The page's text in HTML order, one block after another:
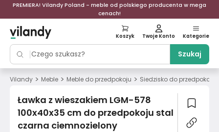
PREMIERA! Vilandy Poland - meble od polskiego producenta w mega
cenach!
Szukaj
Koszyk Twoje Konto Kategorie
Vilandy > Meble > Meble do przedpokoju > Siedzisko do przedpokoju
Ławka z wieszakiem LGM-578
100x40x35 cm do przedpokoju stal
czarna ciemnozielony